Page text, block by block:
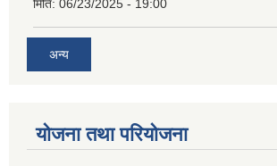
मिति: 06/23/2025 - 19:00
अन्य
योजना तथा परियोजना